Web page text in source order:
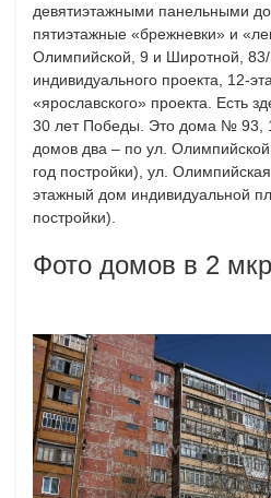
девятиэтажными панельными
пятиэтажные «брежневки» и
Олимпийской, 9 и Широтной, 83/
индивидуального проекта, 12-
«ярославского» проекта. Есть
30 лет Победы. Это дома № 93,
домов два – по ул.
год постройки), ул.
этажный дом индивидуальной
постройки).
Фото домов в 2 мкр